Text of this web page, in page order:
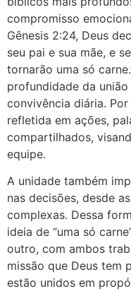
compromisso
Gênesis 2:24, Deus
seu pai e sua mãe, e
tornarão uma só
profundidade da
convivência diária.
refletida em ações,
compartilhados,
equipe.
A unidade também
nas decisões, desde
complexas. Dessa
ideia de “uma só
outro, com ambos
missão que Deus tem
estão unidos em